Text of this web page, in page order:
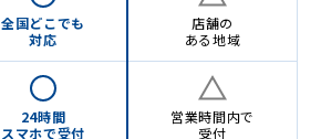
全国どこでも
対応
店舗の
ある地域
24時間
スマホで受付
営業時間内で
受付